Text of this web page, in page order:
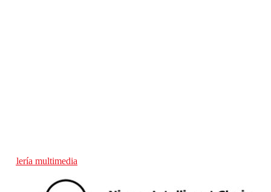
Galería multimedia